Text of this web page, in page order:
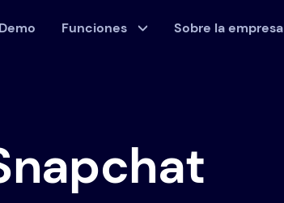
Demo Funciones Sobre la empresa